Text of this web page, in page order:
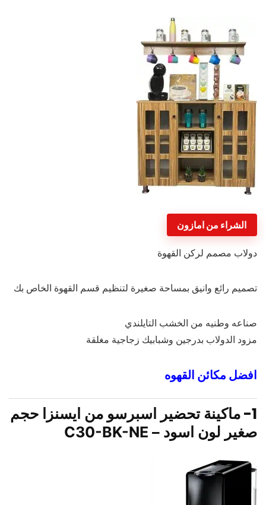
الشراء من امازون
دولاب مصمم لركن القهوة
تصميم رائع وانيق بمساحة صغيرة لتنظيم قسم القهوة الخاص بك
صناعه وطنيه من الخشب التايلندي
مزود الدولاب بدرجين وشبابيك زجاجية مغلقة
افضل مكائن القهوه
1-
ماكينة تحضير اسبرسو من ايسنزا حجم
صغير لون اسود – C30-BK-NE